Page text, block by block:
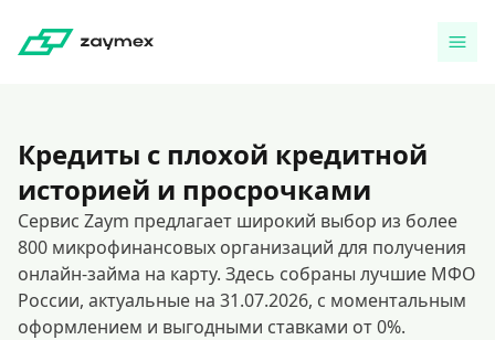
Кредиты с плохой кредитной
историей и просрочками
Сервис Zaym предлагает широкий выбор из более
800 микрофинансовых организаций для получения
онлайн-займа на карту. Здесь собраны лучшие МФО
России, актуальные на 31.07.2026, с моментальным
оформлением и выгодными ставками от 0%.